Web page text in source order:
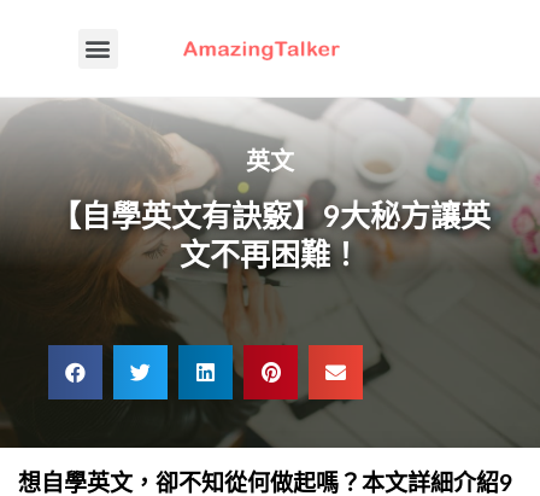
英文
【自學英文有訣竅】9大秘方讓英
文不再困難！
想自學英文，卻不知從何做起嗎？本文詳細介紹9